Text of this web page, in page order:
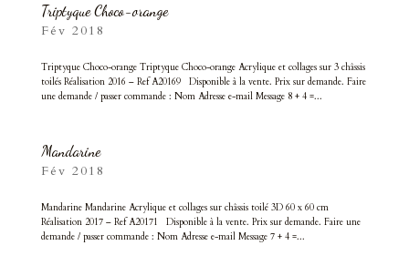
Triptyque Choco-orange
Fév 2018
Triptyque Choco-orange Triptyque Choco-orange Acrylique et collages sur 3 châssis
toilés Réalisation 2016 – Ref A20169 Disponible à la vente. Prix sur demande. Faire
une demande / passer commande : Nom Adresse e-mail Message 8 + 4 =...
Mandarine
Fév 2018
Mandarine Mandarine Acrylique et collages sur châssis toilé 3D 60 x 60 cm
Réalisation 2017 – Ref A20171 Disponible à la vente. Prix sur demande. Faire une
demande / passer commande : Nom Adresse e-mail Message 7 + 4 =...